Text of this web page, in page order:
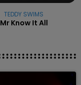
TEDDY SWIMS
Mr Know It All